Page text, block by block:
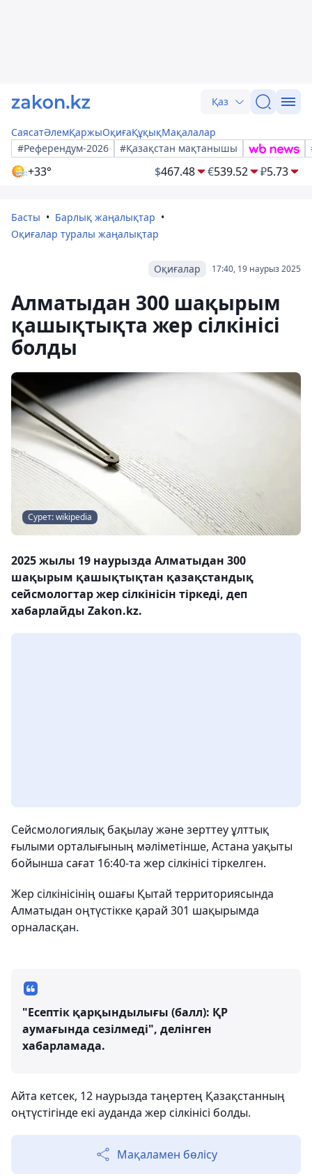
Қаз
СаясатӘлемҚаржыОқиғаҚұқықМақалалар
#Референдум-2026
#Қазақстан мақтанышы
+33° $467.48 €539.52 ₽5.73
Басты
Барлық жаңалықтар
Оқиғалар туралы жаңалықтар
17:40, 19 наурыз 2025
Оқиғалар
Алматыдан 300 шақырым
қашықтықта жер сілкінісі
болды
Сурет: wikipedia
2025 жылы 19 наурызда Алматыдан 300
шақырым қашықтықтан қазақстандық
сейсмологтар жер сілкінісін тіркеді, деп
хабарлайды Zakon.kz.
Сейсмологиялық бақылау және зерттеу ұлттық
ғылыми орталығының мәліметінше, Астана уақыты
бойынша сағат 16:40-та жер сілкінісі тіркелген.
Жер сілкінісінің ошағы Қытай территориясында
Алматыдан оңтүстікке қарай 301 шақырымда
орналасқан.
"Есептік қарқындылығы (балл): ҚР
аумағында сезілмеді", делінген
хабарламада.
Айта кетсек, 12 наурызда таңертең Қазақстанның
оңтүстігінде екі ауданда жер сілкінісі болды.
Мақаламен бөлісу